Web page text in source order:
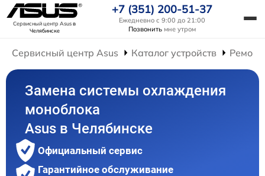
Сервисный центр Asusв
Челябинске
+7 (351) 200-51-37
Ежедневно с 9:00 до 21:00
Позвонить мне утром
Сервисный центр Asus Каталог устройств
Замена системы охлаждения
моноблока
Asus в Челябинске
Официальный сервис
Гарантийное обслуживание